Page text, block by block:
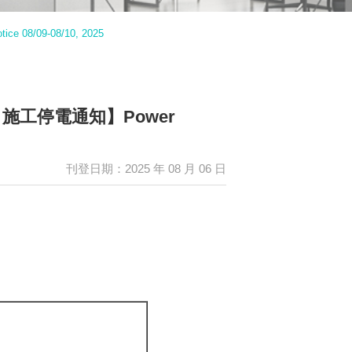
08/09-08/10, 2025
工停電通知】Power
刊登日期：2025 年 08 月 06 日